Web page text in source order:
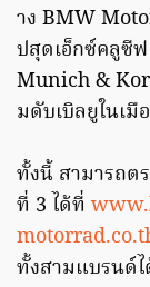
าง BMW
ปสุดเอ็กซ์คลูซี
Munich &
มดับเบิลยูในเ
ทั้งนี้ สามารถต
ที่ 3 ได้ที่
ทั้งสามแบรนด์